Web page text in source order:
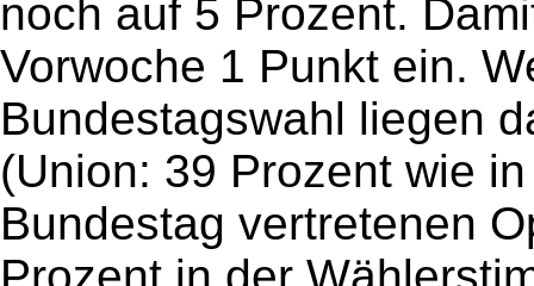
noch auf 5 Prozent.
Vorwoche 1 Punkt ein.
Bundestagswahl liegen
(Union: 39 Prozent wie
Bundestag vertretenen